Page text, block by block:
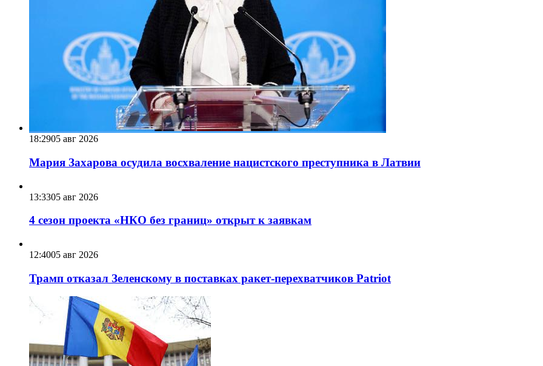
18:2905 авг 2026
Мария Захарова осудила восхваление нацистского преступника в Латвии
13:3305 авг 2026
4 сезон проекта «НКО без границ» открыт к заявкам
12:4005 авг 2026
Трамп отказал Зеленскому в поставках ракет-перехватчиков Patriot